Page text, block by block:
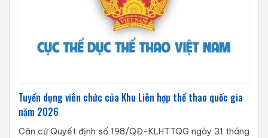
Tuyển dụng viên chức của Khu Liên hợp thể thao quốc gia
năm 2026
Căn cứ Quyết định số 198/QĐ-KLHTTQG ngày 31 tháng